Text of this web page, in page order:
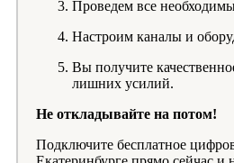
Проведем все
Настроим каналы и
Вы получите
лишних усилий.
Не откладывайте на потом!
Подключите бесплатное